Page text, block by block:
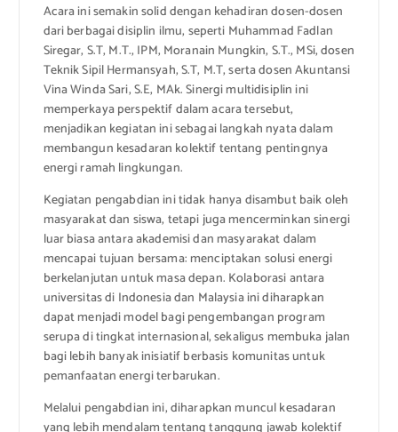
Acara ini semakin solid dengan kehadiran dosen-dosen
dari berbagai disiplin ilmu, seperti Muhammad Fadlan
Siregar, S.T, M.T., IPM, Moranain Mungkin, S.T., MSi, dosen
Teknik Sipil Hermansyah, S.T, M.T, serta dosen Akuntansi
Vina Winda Sari, S.E, MAk. Sinergi multidisiplin ini
memperkaya perspektif dalam acara tersebut,
menjadikan kegiatan ini sebagai langkah nyata dalam
membangun kesadaran kolektif tentang pentingnya
energi ramah lingkungan.
Kegiatan pengabdian ini tidak hanya disambut baik oleh
masyarakat dan siswa, tetapi juga mencerminkan sinergi
luar biasa antara akademisi dan masyarakat dalam
mencapai tujuan bersama: menciptakan solusi energi
berkelanjutan untuk masa depan. Kolaborasi antara
universitas di Indonesia dan Malaysia ini diharapkan
dapat menjadi model bagi pengembangan program
serupa di tingkat internasional, sekaligus membuka jalan
bagi lebih banyak inisiatif berbasis komunitas untuk
pemanfaatan energi terbarukan.
Melalui pengabdian ini, diharapkan muncul kesadaran
yang lebih mendalam tentang tanggung jawab kolektif